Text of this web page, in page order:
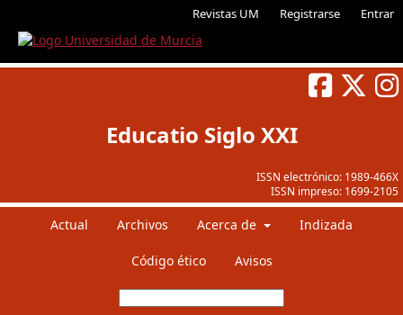
Revistas UM Registrarse Entrar
ISSN electrónico: 1989-466X
ISSN impreso: 1699-2105
Educatio Siglo XXI
Actual Archivos Acerca de Indizada
Código ético Avisos